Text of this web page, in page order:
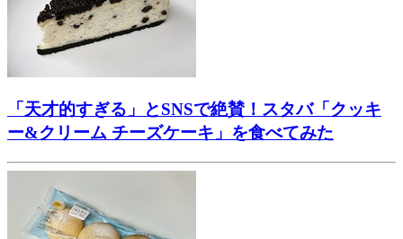
「天才的すぎる」とSNSで絶賛！スタバ「クッキ
ー&クリーム チーズケーキ」を食べてみた